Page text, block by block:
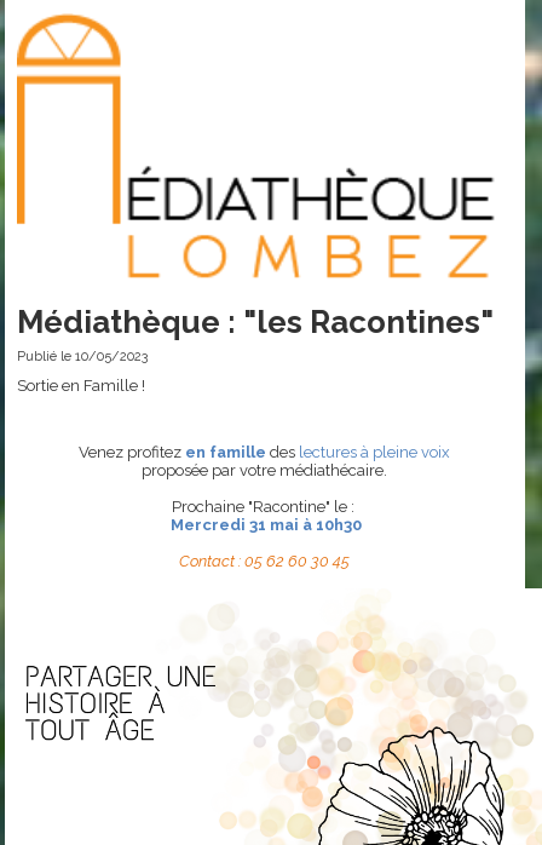
Médiathèque : "les Racontines"
Publié le 10/05/2023
Sortie en Famille !
Venez profitez en famille des lectures à pleine voix
proposée par votre médiathécaire.
Prochaine "Racontine" le :
Mercredi 31 mai à 10h30
Contact : 05 62 60 30 45